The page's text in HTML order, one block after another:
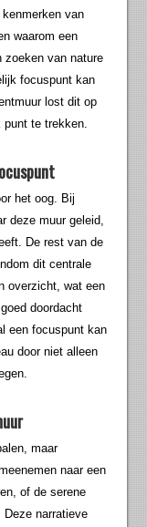
van
waarom een
zoeken van nature
focuspunt kan
lost dit op
punt te trekken.
het oog. Bij
deze muur geleid,
De rest van de
dit centrale
overzicht, wat een
doordacht
een focuspunt kan
door niet alleen
maar
naar een
of de serene
narratieve